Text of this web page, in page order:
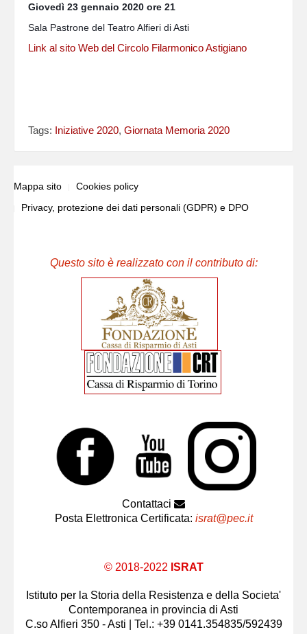
Giovedì 23 gennaio 2020 ore 21
Sala Pastrone del Teatro Alfieri di Asti
Link al sito Web del Circolo Filarmonico Astigiano
Tags: Iniziative 2020, Giornata Memoria 2020
Mappa sito
Cookies policy
Privacy, protezione dei dati personali (GDPR) e DPO
Questo sito è realizzato con il contributo di:
Contattaci
Posta Elettronica Certificata: israt@pec.it
© 2018-2022ISRAT
Istituto per la Storia della Resistenza e della Societa'
Contemporanea in provincia di Asti
C.so Alfieri 350 - Asti | Tel.: +39 0141.354835/592439